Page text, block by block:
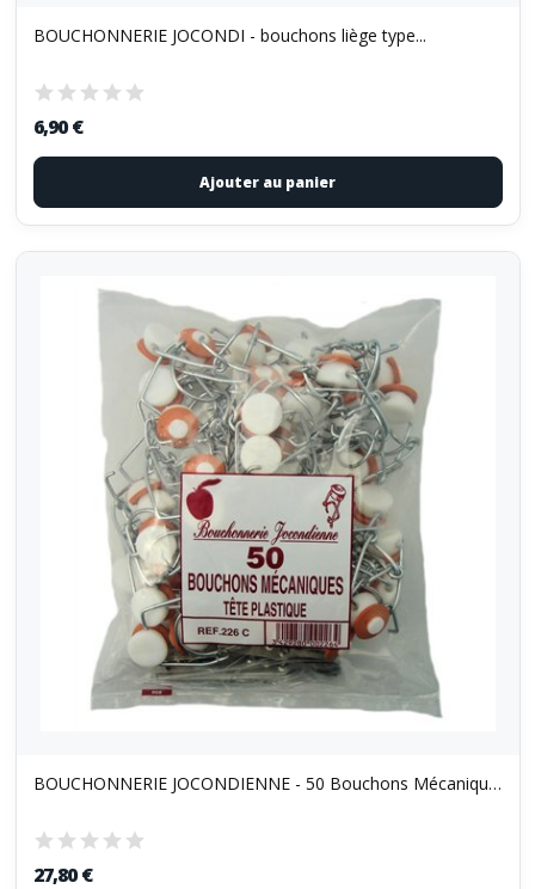
BOUCHONNERIE JOCONDI - bouchons liège type...
6,90 €
Ajouter au panier
BOUCHONNERIE JOCONDIENNE - 50 Bouchons Mécaniques
27,80 €